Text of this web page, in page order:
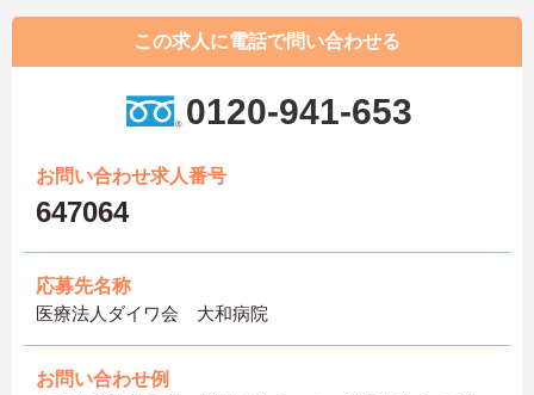
この求人に電話で問い合わせる
0120-941-653
お問い合わせ求人番号
647064
応募先名称
医療法人ダイワ会 大和病院
お問い合わせ例